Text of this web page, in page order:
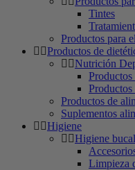
Tintes
Productos para
Productos de
Nutrición
Productos
Productos de
Suplementos
Higiene
Higiene bucal
Limpieza